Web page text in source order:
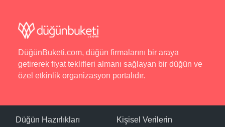
DüğünBuketi.com, düğün firmalarını bir araya
getirerek fiyat teklifleri almanı sağlayan bir düğün ve
özel etkinlik organizasyon portalıdır.
Düğün Hazırlıkları
Kişisel Verilerin